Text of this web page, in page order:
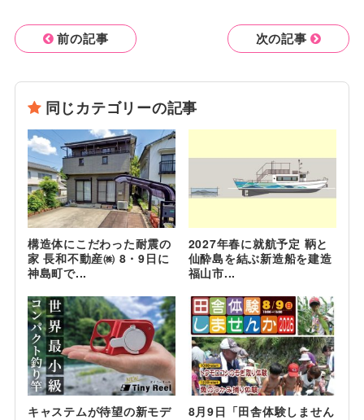
前の記事 次の記事
同じカテゴリーの記事
構造体にこだわった耐震の
家 長和不動産㈱ 8・9日に
神島町で...
2027年春に就航予定 鞆と
仙酔島を結ぶ新造船を建造
福山市...
キャステムが待望の新モデ
8月9日「田舎体験しません